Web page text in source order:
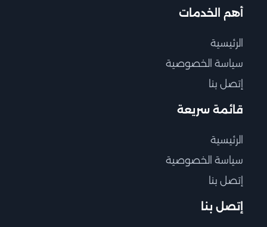
أهم الخدمات
الرئيسية
سياسة الخصوصية
إتصل بنا
قائمة سريعة
الرئيسية
سياسة الخصوصية
إتصل بنا
إتصل بنا